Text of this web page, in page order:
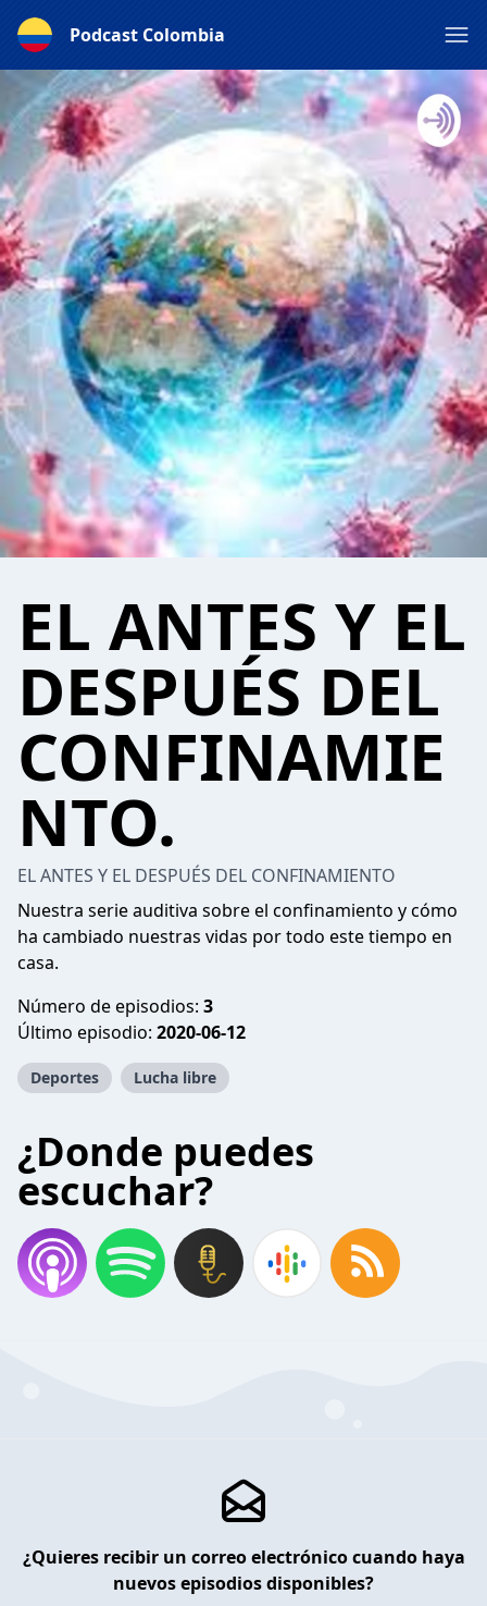
Podcast Colombia
EL ANTES Y EL
DESPUÉS DEL
CONFINAMIE
NTO.
EL ANTES Y EL DESPUÉS DEL CONFINAMIENTO
Nuestra serie auditiva sobre el confinamiento y cómo
ha cambiado nuestras vidas por todo este tiempo en
casa.
Número de episodios: 3
Último episodio: 2020-06-12
Deportes Lucha libre
¿Donde puedes
escuchar?
¿Quieres recibir un correo electrónico cuando haya
nuevos episodios disponibles?